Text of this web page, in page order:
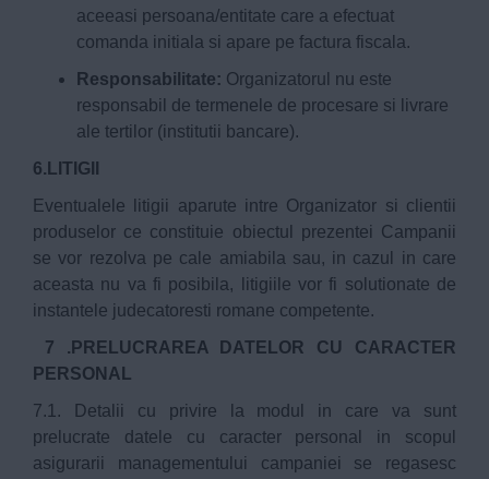
aceeasi persoana/entitate care a efectuat
comanda initiala si apare pe factura fiscala.
Responsabilitate: Organizatorul nu este
responsabil de termenele de procesare si livrare
ale tertilor (institutii bancare).
6.LITIGII
Eventualele litigii aparute intre Organizator si clientii
produselor ce constituie obiectul prezentei Campanii
se vor rezolva pe cale amiabila sau, in cazul in care
aceasta nu va fi posibila, litigiile vor fi solutionate de
instantele judecatoresti romane competente.
7 .PRELUCRAREA DATELOR CU CARACTER
PERSONAL
7.1. Detalii cu privire la modul in care va sunt
prelucrate datele cu caracter personal in scopul
asigurarii managementului campaniei se regasesc